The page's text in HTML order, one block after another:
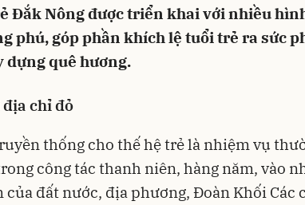
Đắk Nông được triển khai với nhiều
phú, góp phần khích lệ tuổi trẻ ra sức
dựng quê hương.
chỉ đỏ
thống cho thế hệ trẻ là nhiệm vụ
công tác thanh niên, hàng năm, vào
của đất nước, địa phương, Đoàn Khối Các